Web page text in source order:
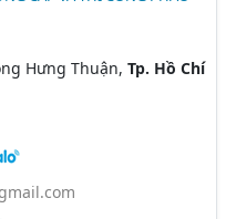
Hưng Thuận,Tp. Hồ Chí